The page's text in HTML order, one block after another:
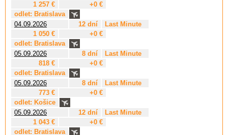
1 257 €
+0 €
odlet: Bratislava
04.09.2026
12 dní
Last Minute
1 050 €
+0 €
odlet: Bratislava
05.09.2026
8 dní
Last Minute
818 €
+0 €
odlet: Bratislava
05.09.2026
8 dní
Last Minute
773 €
+0 €
odlet: Košice
05.09.2026
12 dní
Last Minute
1 043 €
+0 €
odlet: Bratislava